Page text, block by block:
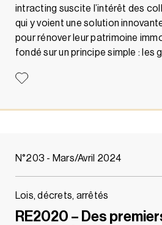
intracting suscite l’intérêt des
qui y voient une solution
pour rénover leur patrimoine
fondé sur un principe simple : les
N°203 - Mars/Avril 2024
Lois, décrets, arrêtés
RE2020 – Des